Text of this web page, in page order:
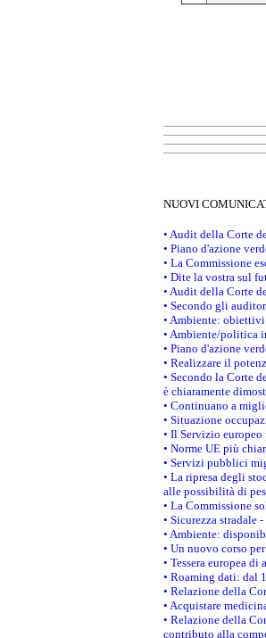
NUOVI
• Audit della Corte
• Piano d'azione
• La Commissione
• Dite la vostra sul
• Audit della Corte
• Secondo gli
• Ambiente:
• Ambiente/politica
• Piano d'azione
• Realizzare il
• Secondo la Corte
è chiaramente
• Continuano a
• Situazione
• Il Servizio europeo
• Norme UE più
• Servizi pubblici
• La ripresa degli
alle possibilità di
• La Commissione
• Sicurezza stradale
• Ambiente:
• Un nuovo corso
• Tessera europea
• Roaming dati: dal
• Relazione della
• Acquistare
• Relazione della
contributo alla